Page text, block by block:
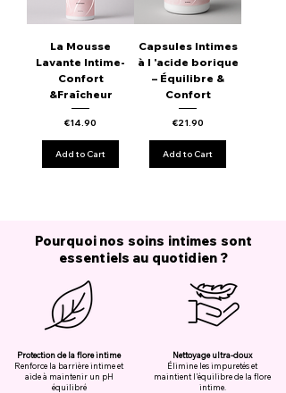
La Mousse
Lavante Intime-
Confort
&Fraîcheur
Price
€14.90
Add to Cart
Capsules Intimes
à l 'acide borique
– Équilibre &
Confort
Price
€21.90
Add to Cart
Pourquoi nos soins intimes sont
essentiels au quotidien ?
Protection de la flore intime
Renforce la barrière intime et
aide à maintenir un pH
équilibré
Nettoyage ultra-doux
Élimine les impuretés et
maintient l’équilibre de la flore
intime.